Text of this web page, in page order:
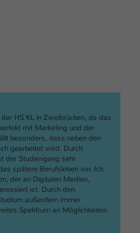
HS KL in Zweibrücken, da das
mit Marketing und der
besonders, dass neben den
gearbeitet wird. Durch
der Studiengang sehr
spätere Berufsleben vor. Ich
der an Digitalen Medien,
ist. Durch den
außerdem immer
Spektrum an Möglichkeiten